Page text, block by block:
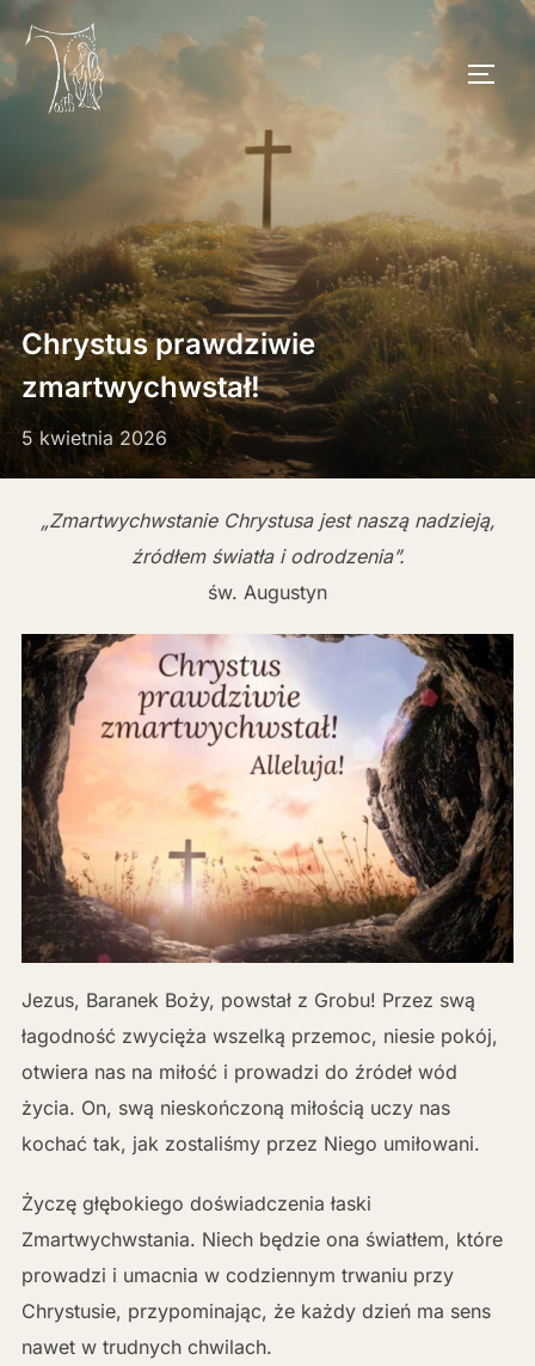
to
content
Chrystus prawdziwie
zmartwychwstał!
5 kwietnia 2026
„Zmartwychwstanie Chrystusa jest naszą nadzieją,
źródłem światła i odrodzenia”.
św. Augustyn
Jezus, Baranek Boży, powstał z Grobu! Przez swą
łagodność zwycięża wszelką przemoc, niesie pokój,
otwiera nas na miłość i prowadzi do źródeł wód
życia. On, swą nieskończoną miłością uczy nas
kochać tak, jak zostaliśmy przez Niego umiłowani.
Życzę głębokiego doświadczenia łaski
Zmartwychwstania. Niech będzie ona światłem, które
prowadzi i umacnia w codziennym trwaniu przy
Chrystusie, przypominając, że każdy dzień ma sens
nawet w trudnych chwilach.